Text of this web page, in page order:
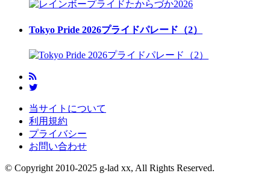
Tokyo Pride 2026プライドパレード（2）
当サイトについて
利用規約
プライバシー
お問い合わせ
© Copyright 2010-2025 g-lad xx, All Rights Reserved.